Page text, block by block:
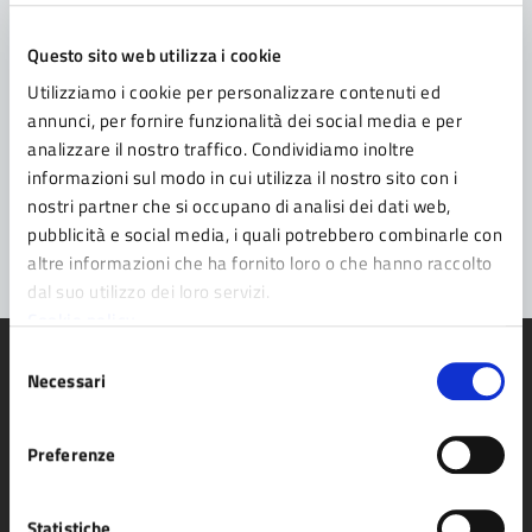
Questo sito web utilizza i cookie
Utilizziamo i cookie per personalizzare contenuti ed
annunci, per fornire funzionalità dei social media e per
analizzare il nostro traffico. Condividiamo inoltre
informazioni sul modo in cui utilizza il nostro sito con i
nostri partner che si occupano di analisi dei dati web,
pubblicità e social media, i quali potrebbero combinarle con
altre informazioni che ha fornito loro o che hanno raccolto
dal suo utilizzo dei loro servizi.
delNecessari
Preferenze
Leggi le domande frequenti
Richiedi assistenza
Prenota appuntamento
Problemi in città
Segnala disservizio
Comune di Fidenza